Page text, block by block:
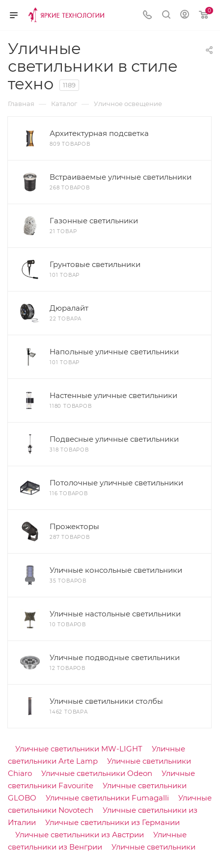
0
Уличные
светильники в стиле
техно
1189
Главная — Каталог — Уличное освещение
Архитектурная подсветка
809 ТОВАРОВ
Встраиваемые уличные светильники
268 ТОВАРОВ
Газонные светильники
21 ТОВАР
Грунтовые светильники
101 ТОВАР
Дюралайт
22 ТОВАРА
Напольные уличные светильники
101 ТОВАР
Настенные уличные светильники
1180 ТОВАРОВ
Подвесные уличные светильники
318 ТОВАРОВ
Потолочные уличные светильники
116 ТОВАРОВ
Прожекторы
287 ТОВАРОВ
Уличные консольные светильники
35 ТОВАРОВ
Уличные настольные светильники
10 ТОВАРОВ
Уличные подводные светильники
12 ТОВАРОВ
Уличные светильники столбы
1462 ТОВАРА
Уличные светильники MW-LIGHT
Уличные
светильники Arte Lamp
Уличные светильники
Chiaro
Уличные светильники Odeon
Уличные
светильники Favourite
Уличные светильники
GLOBO
Уличные светильники Fumagalli
Уличные
светильники Novotech
Уличные светильники из
Италии
Уличные светильники из Германии
Уличные светильники из Австрии
Уличные
светильники из Венгрии
Уличные светильники